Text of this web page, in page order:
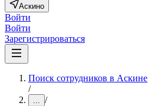
Аскино
Войти
Войти
Зарегистрироваться
Поиск сотрудников в Аскине
/
... /